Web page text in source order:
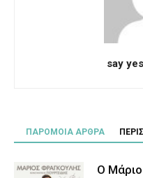
say
ΠΑΡΟΜΟΙΑ ΑΡΘΡΑ
Ο